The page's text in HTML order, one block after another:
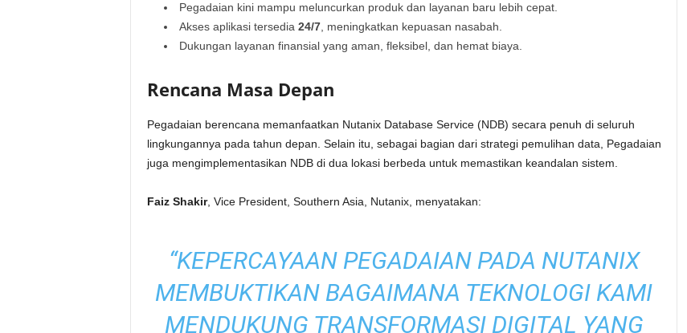
Pegadaian kini mampu meluncurkan produk dan layanan baru lebih cepat.
Akses aplikasi tersedia 24/7, meningkatkan kepuasan nasabah.
Dukungan layanan finansial yang aman, fleksibel, dan hemat biaya.
Rencana Masa Depan
Pegadaian berencana memanfaatkan Nutanix Database Service (NDB) secara penuh di seluruh
lingkungannya pada tahun depan. Selain itu, sebagai bagian dari strategi pemulihan data, Pegadaian
juga mengimplementasikan NDB di dua lokasi berbeda untuk memastikan keandalan sistem.
Faiz Shakir, Vice President, Southern Asia, Nutanix, menyatakan:
“KEPERCAYAAN PEGADAIAN PADA NUTANIX
MEMBUKTIKAN BAGAIMANA TEKNOLOGI KAMI
MENDUKUNG TRANSFORMASI DIGITAL YANG